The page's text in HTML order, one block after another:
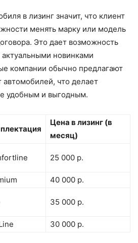
в лизинг значит, что клиент
менять марку или модель
Это дает возможность
новинками
компании обычно предлагают
что делает
удобным и выгодным.
Цена в лизинг (в
месяц)
25 000 р.
40 000 р.
35 000 р.
30 000 р.